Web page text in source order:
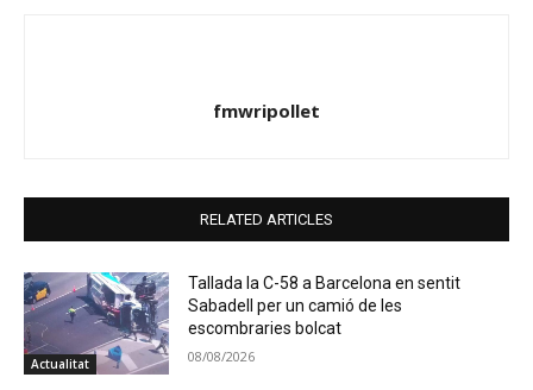
fmwripollet
RELATED ARTICLES
Actualitat
Tallada la C-58 a Barcelona en sentit
Sabadell per un camió de les
escombraries bolcat
08/08/2026